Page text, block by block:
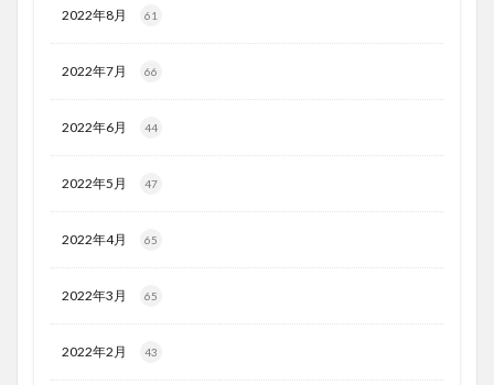
2022年8月 61
2022年7月 66
2022年6月 44
2022年5月 47
2022年4月 65
2022年3月 65
2022年2月 43